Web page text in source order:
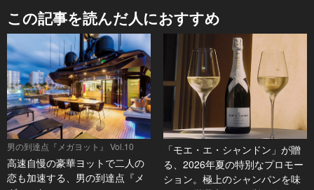
この記事を読んだ人におすすめ
男の到達点『メガヨット』 Vol.10
高速自慢の豪華ヨットで二人の
恋も加速する、男の到達点『メ
「モエ・エ・シャンドン」が贈
る、2026年夏の特別なプロモー
ション。極上のシャンパンを味